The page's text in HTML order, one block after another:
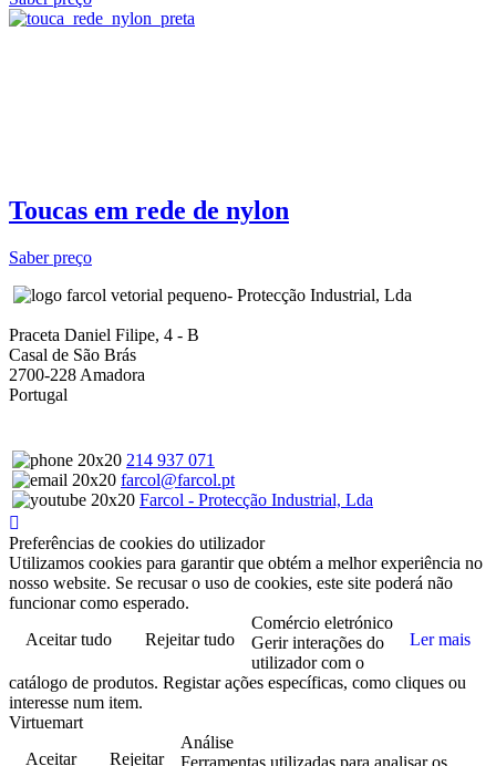
Toucas em rede de nylon
Saber preço
- Protecção Industrial, Lda
Praceta Daniel Filipe, 4 - B
Casal de São Brás
2700-228 Amadora
Portugal
214 937 071
farcol@farcol.pt
Farcol - Protecção Industrial, Lda
Preferências de cookies do utilizador
Utilizamos cookies para garantir que obtém a melhor experiência no
nosso website. Se recusar o uso de cookies, este site poderá não
funcionar como esperado.
Aceitar tudo
Rejeitar tudo Ler mais
Comércio eletrónico
Gerir interações do
utilizador com o
catálogo de produtos. Registar ações específicas, como cliques ou
interesse num item.
Virtuemart
Aceitar
Rejeitar
Análise